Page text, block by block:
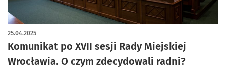
Komunikat po XVII sesji Rady Miejskiej
Wrocławia. O czym zdecydowali radni?
25.04.2025